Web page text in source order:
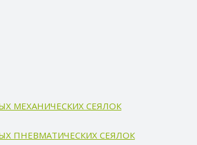
МЕХАНИЧЕСКИХ СЕЯЛОК
ПНЕВМАТИЧЕСКИХ СЕЯЛОК